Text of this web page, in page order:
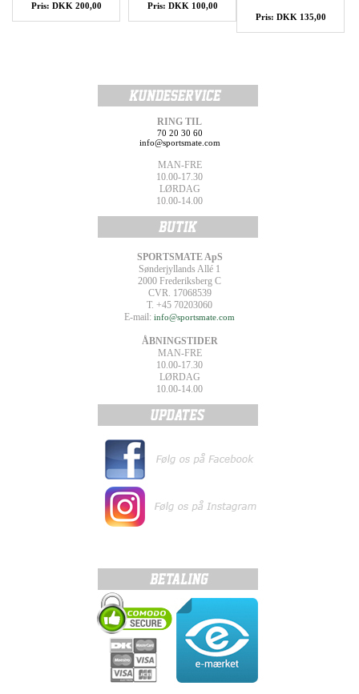
Pris: DKK 200,00 Pris: DKK 100,00
Pris: DKK 135,00
RING TIL
70 20 30 60
info@sportsmate.com
MAN-FRE
10.00-17.30
LØRDAG
10.00-14.00
SPORTSMATE ApS
Sønderjyllands Allé 1
2000 Frederiksberg C
CVR. 17068539
T. +45 70203060
E-mail: info@sportsmate.com
ÅBNINGSTIDER
MAN-FRE
10.00-17.30
LØRDAG
10.00-14.00